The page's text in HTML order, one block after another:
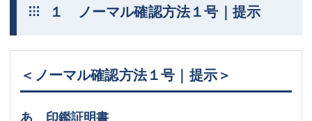
埼玉事務所 (さいたま市)
川口事務所（埼玉県川口市）
川口事務所（埼玉県川口市）
１ ノーマル確認方法１号｜提示
＜ノーマル確認方法１号｜提示＞
あ 印鑑証明書